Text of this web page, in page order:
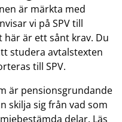
är märkta med
vi på SPV till
här är ett sånt krav. Du
studera avtalstexten
till SPV.
är pensionsgrundande
skilja sig från vad som
delar. Läs